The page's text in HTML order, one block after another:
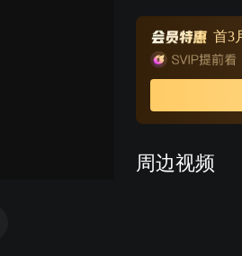
首3
周边视频